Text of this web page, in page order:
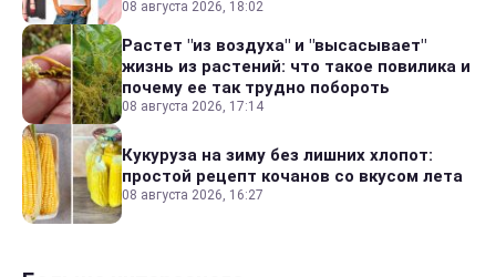
08 августа 2026, 18:02
Растет "из воздуха" и "высасывает"
жизнь из растений: что такое повилика и
почему ее так трудно побороть
08 августа 2026, 17:14
Кукуруза на зиму без лишних хлопот:
простой рецепт кочанов со вкусом лета
08 августа 2026, 16:27